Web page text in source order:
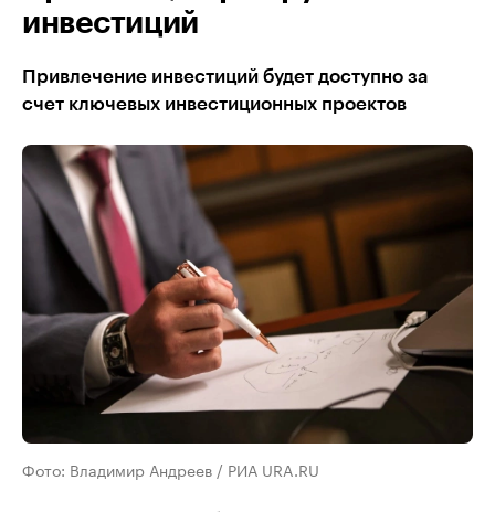
инвестиций
Привлечение инвестиций будет доступно за
счет ключевых инвестиционных проектов
Фото: Владимир Андреев / РИА URA.RU